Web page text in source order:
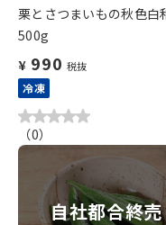
栗とさつまいもの秋色白
500g
¥ 990 税抜
冷凍
（0）
自社都合終売